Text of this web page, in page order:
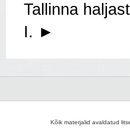
Tallinna
I. ►
Kõik materjalid avaldatud